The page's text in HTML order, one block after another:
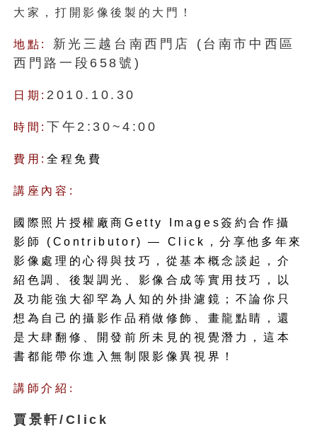
大家， 打開影像後製的大門！
地點:
新光三越台南西門店 (台南市中西區
西門路一段658號)
日期: 2010.10.30
時間: 下午2:30~4:00
費用: 全程 免費
講座內容:
國際照片授權廠商 Getty Images簽約合作攝
影師
(Contributor) — Click
，分享他多年來
影像處理的心得與技巧，從基本概念談起，介
紹色調、後製調光、影像合成等實用技巧，以
及功能強大卻罕為人知的外掛濾鏡；不論你只
想為自己的攝影作品稍做修飾、畫龍點睛，還
是大肆翻修、開發前所未見的視覺潛力，這本
書都能帶你進入無制限影像異視界！
講師介紹:
賈景軒/Click